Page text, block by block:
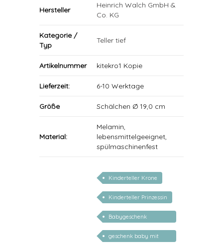
Hersteller
Heinrich Walch GmbH &
Co. KG
Kategorie /
Typ
Teller tief
Artikelnummer kitekro1 Kopie
Lieferzeit: 6-10 Werktage
Größe Schälchen Ø 19,0 cm
Material:
Melamin,
lebensmittelgeeignet,
spülmaschinenfest
Kinderteller Krone
Kinderteller Prinzessin
Babygeschenk
personalisiert
geschenk baby mit